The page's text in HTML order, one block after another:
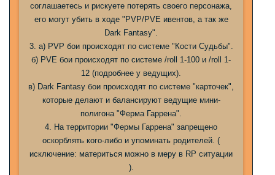
соглашаетесь и рискуете потерять своего персонажа,
его могут убить в ходе "PVP/PVE ивентов, а так же
Dark Fantasy".
3. а) PVP бои происходят по системе "Кости Судьбы".
б) PVE бои происходят по системе /roll 1-100 и /roll 1-
12 (подробнее у ведущих).
в) Dark Fantasy бои происходят по системе "карточек",
которые делают и балансируют ведущие мини-
полигона "Ферма Гаррена".
4. На территории "Фермы Гаррена" запрещено
оскорблять кого-либо и упоминать родителей. (
исключение: материться можно в меру в RP ситуации
).